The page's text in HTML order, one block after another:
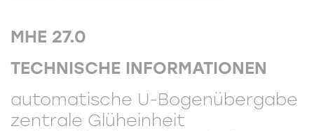
MHE 27.0
TECHNISCHE INFORMATIONEN
automatische U-Bogenübergabe
zentrale Glüheinheit